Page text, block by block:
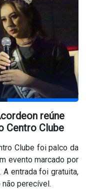
reúne
Centro Clube
Clube foi palco da
evento marcado por
A entrada foi gratuita,
perecível.